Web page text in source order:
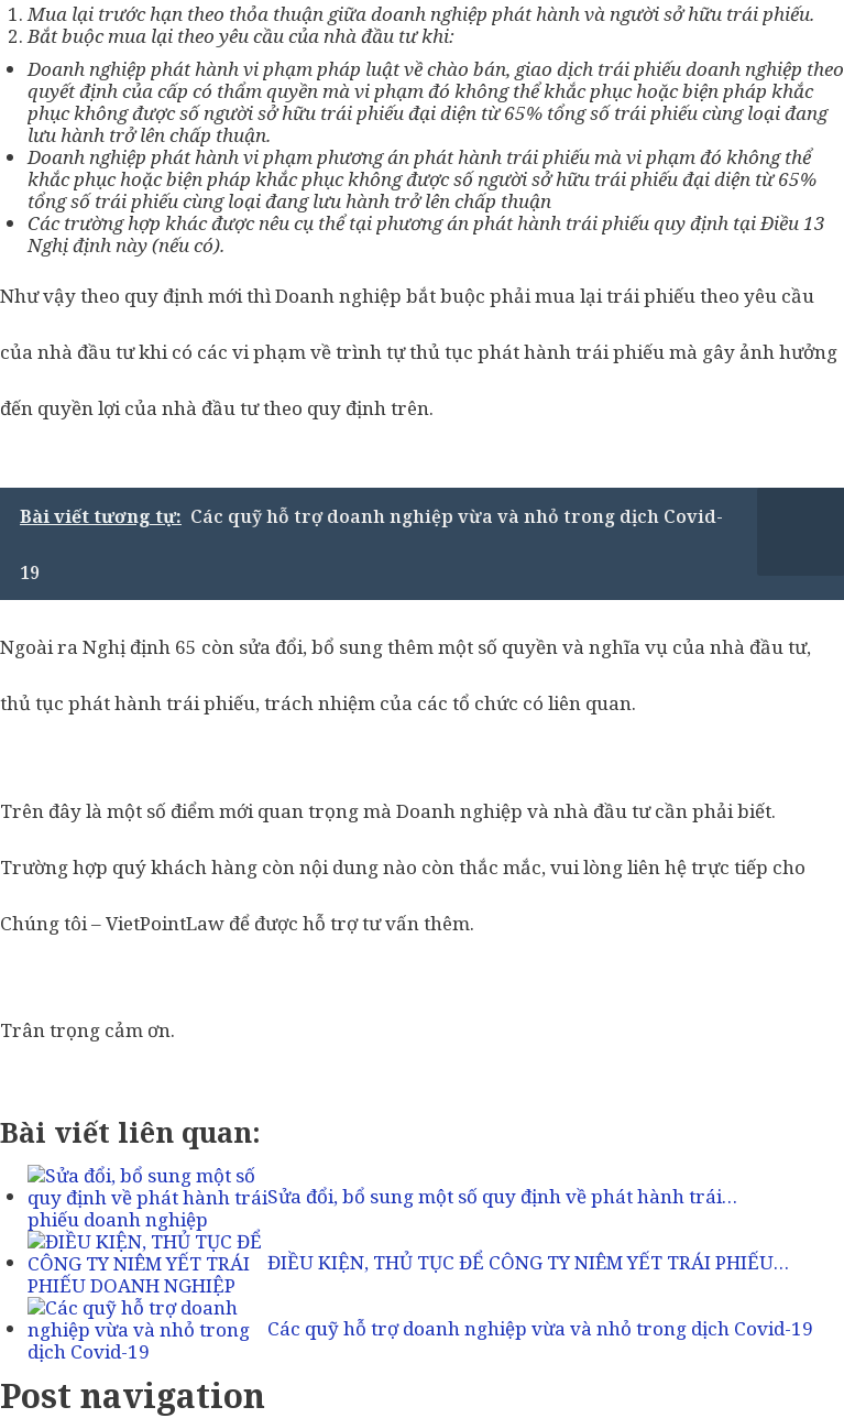
Mua lại trước hạn theo thỏa thuận giữa doanh nghiệp phát hành và người sở hữu trái phiếu.
Bắt buộc mua lại theo yêu cầu của nhà đầu tư khi:
Doanh nghiệp phát hành vi phạm pháp luật về chào bán, giao dịch trái phiếu doanh nghiệp theo
quyết định của cấp có thẩm quyền mà vi phạm đó không thể khắc phục hoặc biện pháp khắc
phục không được số người sở hữu trái phiếu đại diện từ 65% tổng số trái phiếu cùng loại đang
lưu hành trở lên chấp thuận.
Doanh nghiệp phát hành vi phạm phương án phát hành trái phiếu mà vi phạm đó không thể
khắc phục hoặc biện pháp khắc phục không được số người sở hữu trái phiếu đại diện từ 65%
tổng số trái phiếu cùng loại đang lưu hành trở lên chấp thuận
Các trường hợp khác được nêu cụ thể tại phương án phát hành trái phiếu quy định tại Điều 13
Nghị định này (nếu có).
Như vậy theo quy định mới thì Doanh nghiệp bắt buộc phải mua lại trái phiếu theo yêu cầu
của nhà đầu tư khi có các vi phạm về trình tự thủ tục phát hành trái phiếu mà gây ảnh hưởng
đến quyền lợi của nhà đầu tư theo quy định trên.
Bài viết tương tự: Các quỹ hỗ trợ doanh nghiệp vừa và nhỏ trong dịch Covid-
19
Ngoài ra Nghị định 65 còn sửa đổi, bổ sung thêm một số quyền và nghĩa vụ của nhà đầu tư,
thủ tục phát hành trái phiếu, trách nhiệm của các tổ chức có liên quan.
Trên đây là một số điểm mới quan trọng mà Doanh nghiệp và nhà đầu tư cần phải biết.
Trường hợp quý khách hàng còn nội dung nào còn thắc mắc, vui lòng liên hệ trực tiếp cho
Chúng tôi – VietPointLaw để được hỗ trợ tư vấn thêm.
Trân trọng cảm ơn.
Bài viết liên quan:
Sửa đổi, bổ sung một số quy định về phát hành trái…
ĐIỀU KIỆN, THỦ TỤC ĐỂ CÔNG TY NIÊM YẾT TRÁI PHIẾU…
Các quỹ hỗ trợ doanh nghiệp vừa và nhỏ trong dịch Covid-19
Post navigation